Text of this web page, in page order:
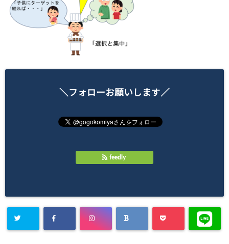
＼フォローお願いします／
feedly